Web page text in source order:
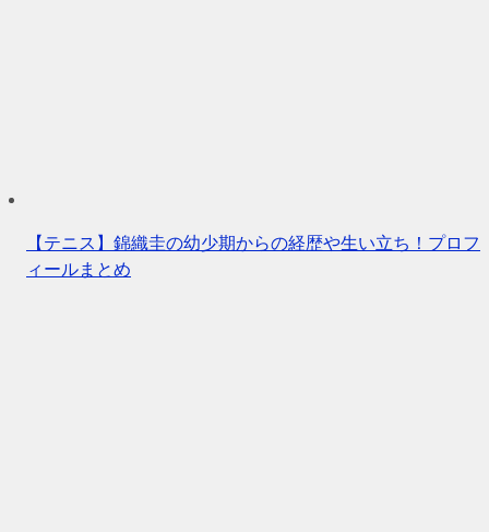
【テニス】錦織圭の幼少期からの経歴や生い立ち！プロフ
ィールまとめ